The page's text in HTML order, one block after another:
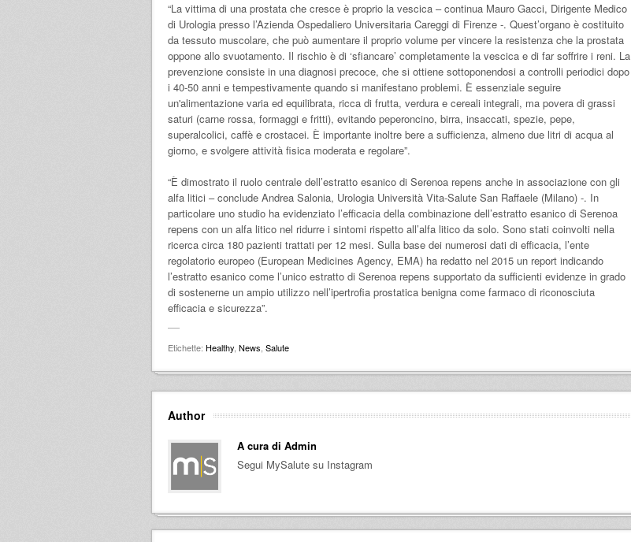
“La vittima di una prostata che cresce è proprio la vescica – continua Mauro Gacci, Dirigente Medico
di Urologia presso l’Azienda Ospedaliero Universitaria Careggi di Firenze -. Quest’organo è costituito
da tessuto muscolare, che può aumentare il proprio volume per vincere la resistenza che la prostata
oppone allo svuotamento. Il rischio è di ‘sfiancare’ completamente la vescica e di far soffrire i reni. La
prevenzione consiste in una diagnosi precoce, che si ottiene sottoponendosi a controlli periodici dopo
i 40-50 anni e tempestivamente quando si manifestano problemi. È essenziale seguire
un'alimentazione varia ed equilibrata, ricca di frutta, verdura e cereali integrali, ma povera di grassi
saturi (carne rossa, formaggi e fritti), evitando peperoncino, birra, insaccati, spezie, pepe,
superalcolici, caffè e crostacei. È importante inoltre bere a sufficienza, almeno due litri di acqua al
giorno, e svolgere attività fisica moderata e regolare”.
“È dimostrato il ruolo centrale dell’estratto esanico di Serenoa repens anche in associazione con gli
alfa litici – conclude Andrea Salonia, Urologia Università Vita-Salute San Raffaele (Milano) -. In
particolare uno studio ha evidenziato l’efficacia della combinazione dell’estratto esanico di Serenoa
repens con un alfa litico nel ridurre i sintomi rispetto all’alfa litico da solo. Sono stati coinvolti nella
ricerca circa 180 pazienti trattati per 12 mesi. Sulla base dei numerosi dati di efficacia, l’ente
regolatorio europeo (European Medicines Agency, EMA) ha redatto nel 2015 un report indicando
l’estratto esanico come l’unico estratto di Serenoa repens supportato da sufficienti evidenze in grado
di sostenerne un ampio utilizzo nell’ipertrofia prostatica benigna come farmaco di riconosciuta
efficacia e sicurezza”.
Etichette: Healthy News Salute
Author
A cura di Admin
Segui MySalute su Instagram